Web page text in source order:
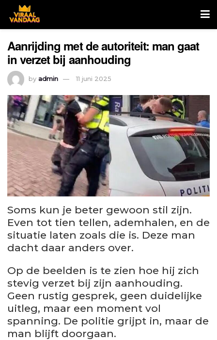
Aanrijding met de autoriteit: man gaat
in verzet bij aanhouding
by admin 11 juni 2025
Soms kun je beter gewoon stil zijn.
Even tot tien tellen, ademhalen, en de
situatie laten zoals die is. Deze man
dacht daar anders over.
Op de beelden is te zien hoe hij zich
stevig verzet bij zijn aanhouding.
Geen rustig gesprek, geen duidelijke
uitleg, maar een moment vol
spanning. De politie grijpt in, maar de
man blijft doorgaan.